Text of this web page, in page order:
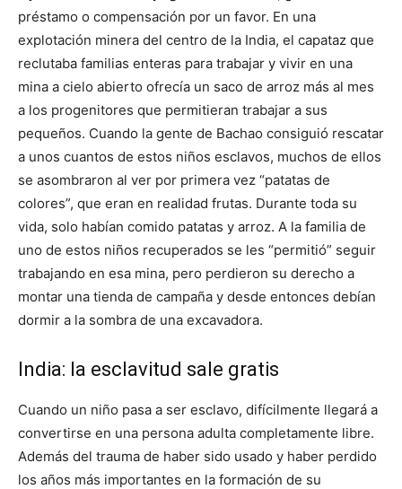
préstamo o compensación por un favor. En una
explotación minera del centro de la India, el capataz que
reclutaba familias enteras para trabajar y vivir en una
mina a cielo abierto ofrecía un saco de arroz más al mes
a los progenitores que permitieran trabajar a sus
pequeños. Cuando la gente de Bachao consiguió rescatar
a unos cuantos de estos niños esclavos, muchos de ellos
se asombraron al ver por primera vez “patatas de
colores”, que eran en realidad frutas. Durante toda su
vida, solo habían comido patatas y arroz. A la familia de
uno de estos niños recuperados se les “permitió” seguir
trabajando en esa mina, pero perdieron su derecho a
montar una tienda de campaña y desde entonces debían
dormir a la sombra de una excavadora.
India: la esclavitud sale gratis
Cuando un niño pasa a ser esclavo, difícilmente llegará a
convertirse en una persona adulta completamente libre.
Además del trauma de haber sido usado y haber perdido
los años más importantes en la formación de su